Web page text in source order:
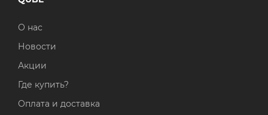
О нас
Новости
Акции
Где купить?
Оплата и доставка